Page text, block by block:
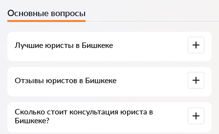
Основные вопросы
Лучшие юристы в Бишкеке
информацией. Цены, отзывы, номер телефона и адрес.
Отзывы юристов в Бишкеке
мы не удаляем отрицательные отзывы и нет
возможности накрутить его.
Сколько стоит консультация юриста в
Бишкеке?